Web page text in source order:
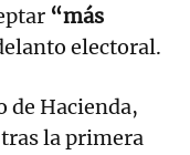
“más
electoral.
de Hacienda,
tras la primera